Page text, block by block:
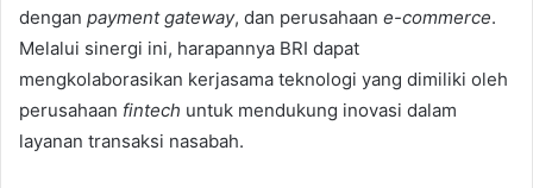
dengan payment gateway, dan perusahaan e-commerce.
Melalui sinergi ini, harapannya BRI dapat
mengkolaborasikan kerjasama teknologi yang dimiliki oleh
perusahaan fintech untuk mendukung inovasi dalam
layanan transaksi nasabah.